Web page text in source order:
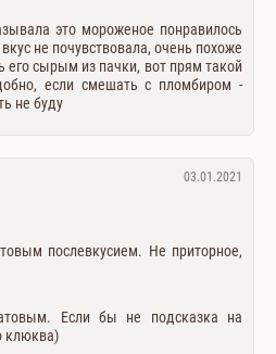
это мороженое понравилось
не почувствовала, очень похоже
его сырым из пачки, вот прям такой
если смешать с пломбиром -
не буду
03.01.2021
послевкусием. Не приторное,
Если бы не подсказка на
клюква)